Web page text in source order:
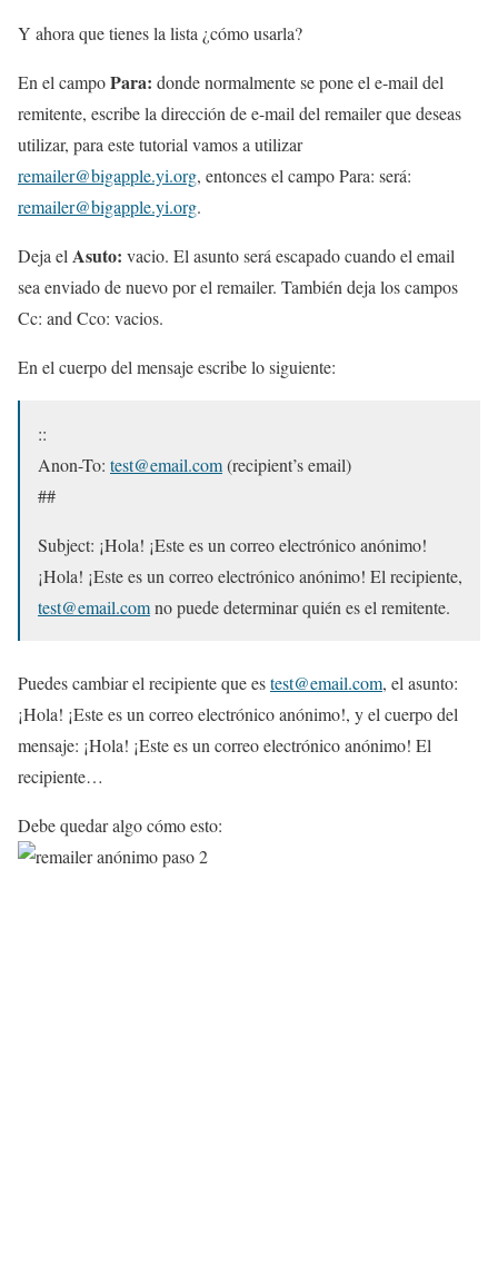
Y ahora que tienes la lista ¿cómo usarla?
En el campoPara: donde normalmente se pone el e-mail del
remitente, escribe la dirección de e-mail del remailer que deseas
utilizar, para este tutorial vamos a utilizar
remailer@bigapple.yi.org, entonces el campo Para: será:
remailer@bigapple.yi.org.
Deja elAsuto: vacio. El asunto será escapado cuando el email
sea enviado de nuevo por el remailer. También deja los campos
Cc: and Cco: vacios.
En el cuerpo del mensaje escribe lo siguiente:
::
Anon-To: test@email.com(recipient’s email)
##
Subject: ¡Hola! ¡Este es un correo electrónico anónimo!
¡Hola! ¡Este es un correo electrónico anónimo! El recipiente,
test@email.comno puede determinar quién es el remitente.
Puedes cambiar el recipiente que estest@email.com, el asunto:
¡Hola! ¡Este es un correo electrónico anónimo!, y el cuerpo del
mensaje: ¡Hola! ¡Este es un correo electrónico anónimo! El
recipiente…
Debe quedar algo cómo esto: